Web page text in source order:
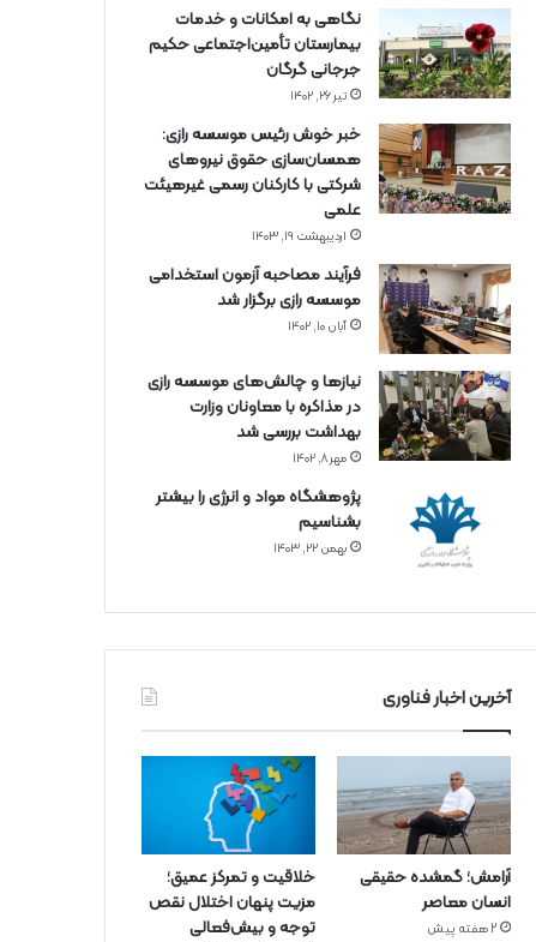
نگاهی به امکانات و خدمات
بیمارستان تأمین‌اجتماعی حکیم
جرجانی گرگان
تیر ۲۶, ۱۴۰۲
خبر خوش رئیس موسسه رازی:
همسان‌سازی حقوق نیروهای
شرکتی با کارکنان رسمی غیرهیئت
علمی
اردیبهشت ۱۹, ۱۴۰۳
فرآیند مصاحبه آزمون استخدامی
موسسه رازی برگزار شد
آبان ۱۰, ۱۴۰۲
نیازها و چالش‌های موسسه رازی
در مذاکره با معاونان وزارت
بهداشت بررسی شد
مهر ۸, ۱۴۰۲
پژوهشگاه مواد و انرژی را بیشتر
بشناسیم
بهمن ۲۲, ۱۴۰۳
آخرین اخبار فناوری
آرامش؛ گمشده حقیقی
انسان معاصر
2 هفته پیش
خلاقیت و تمرکز عمیق؛
مزیت پنهان اختلال نقص
توجه و بیش‌فعالی